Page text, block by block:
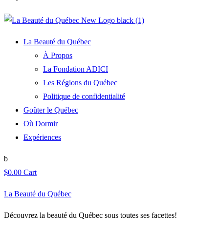
La Beauté du Québec
À Propos
La Fondation ADICI
Les Régions du Québec
Politique de confidentialité
Goûter le Québec
Où Dormir
Expériences
$0.00 Cart
La Beauté du Québec
Découvrez la beauté du Québec sous toutes ses facettes!